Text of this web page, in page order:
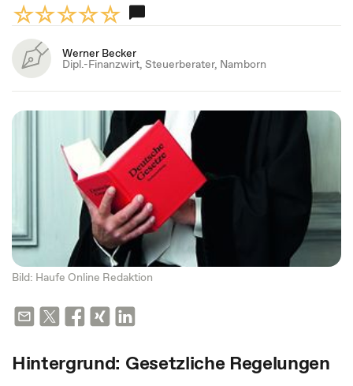
Werner Becker
Dipl.-Finanzwirt, Steuerberater, Namborn
Bild: Haufe Online Redaktion
Hintergrund: Gesetzliche Regelungen